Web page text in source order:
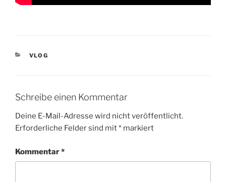
KATEGORIEN
VLOG
Schreibe einen Kommentar
Deine E-Mail-Adresse wird nicht veröffentlicht.
Erforderliche Felder sind mit* markiert
Kommentar*